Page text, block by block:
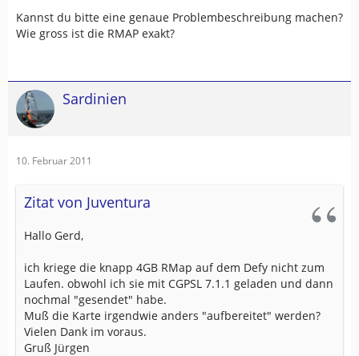
Kannst du bitte eine genaue Problembeschreibung machen?
Wie gross ist die RMAP exakt?
Sardinien
10. Februar 2011
Zitat von Juventura
Hallo Gerd,
ich kriege die knapp 4GB RMap auf dem Defy nicht zum
Laufen. obwohl ich sie mit CGPSL 7.1.1 geladen und dann
nochmal "gesendet" habe.
Muß die Karte irgendwie anders "aufbereitet" werden?
Vielen Dank im voraus.
Gruß Jürgen